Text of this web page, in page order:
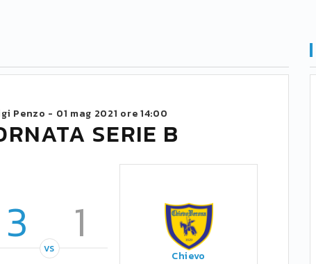
Penzo - 01 mag 2021 ore 14:00
SERIE B
3 1
VS Chievo